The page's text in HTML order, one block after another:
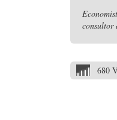
consultor
680